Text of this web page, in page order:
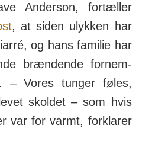
Anderson, for­tæller
, at siden ulykken har
og hans familie har
bræn­dende for­nem­
– Vores tunger føles,
skoldet – som hvis
var for varmt, for­klarer